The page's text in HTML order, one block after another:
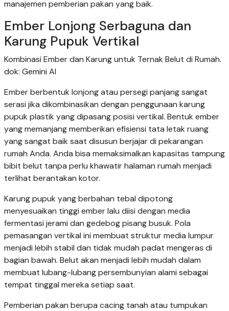
manajemen pemberian pakan yang baik.
Ember Lonjong Serbaguna dan
Karung Pupuk Vertikal
Kombinasi Ember dan Karung untuk Ternak Belut di Rumah.
dok: Gemini AI
Ember berbentuk lonjong atau persegi panjang sangat
serasi jika dikombinasikan dengan penggunaan karung
pupuk plastik yang dipasang posisi vertikal. Bentuk ember
yang memanjang memberikan efisiensi tata letak ruang
yang sangat baik saat disusun berjajar di pekarangan
rumah Anda. Anda bisa memaksimalkan kapasitas tampung
bibit belut tanpa perlu khawatir halaman rumah menjadi
terlihat berantakan kotor.
Karung pupuk yang berbahan tebal dipotong
menyesuaikan tinggi ember lalu diisi dengan media
fermentasi jerami dan gedebog pisang busuk. Pola
pemasangan vertikal ini membuat struktur media lumpur
menjadi lebih stabil dan tidak mudah padat mengeras di
bagian bawah. Belut akan menjadi lebih mudah dalam
membuat lubang-lubang persembunyian alami sebagai
tempat tinggal mereka setiap saat.
Pemberian pakan berupa cacing tanah atau tumpukan